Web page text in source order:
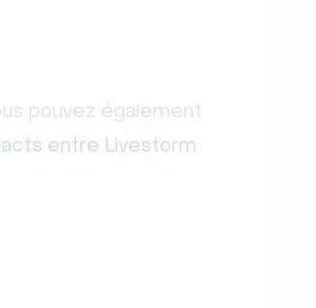
pouvez également
entre Livestorm